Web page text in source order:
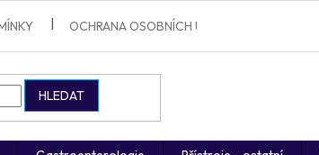
OCHRANA OSOBNÍCH ÚDAJŮ
HLEDAT